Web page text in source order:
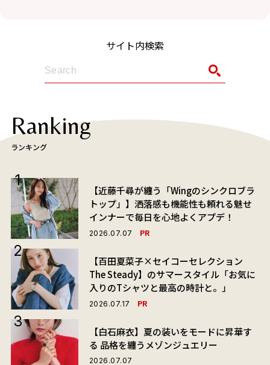
サイト内検索
Ranking
ランキング
【近藤千尋が纏う「Wingのシンクロブラ
トップ」】洒落感も機能性も頼れる魅せ
インナーで毎日を心地よくアプデ！
2026.07.07 PR
【百田夏菜子×セイコーセレクション
The Steady】のサマースタイル「お気に
入りのTシャツと最高の時計と。」
2026.07.17 PR
【白石麻衣】夏の装いをモードに昇華す
る 品格を纏うメゾンジュエリー
2026.07.07